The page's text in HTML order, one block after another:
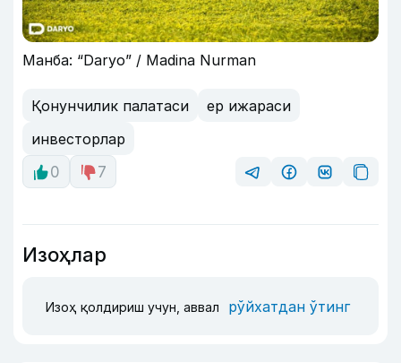
Манба: “Daryo” / Madina Nurman
Қонунчилик палатаси
ер ижараси
инвесторлар
0
7
Изоҳлар
Изоҳ қолдириш учун, аввал рўйхатдан ўтинг